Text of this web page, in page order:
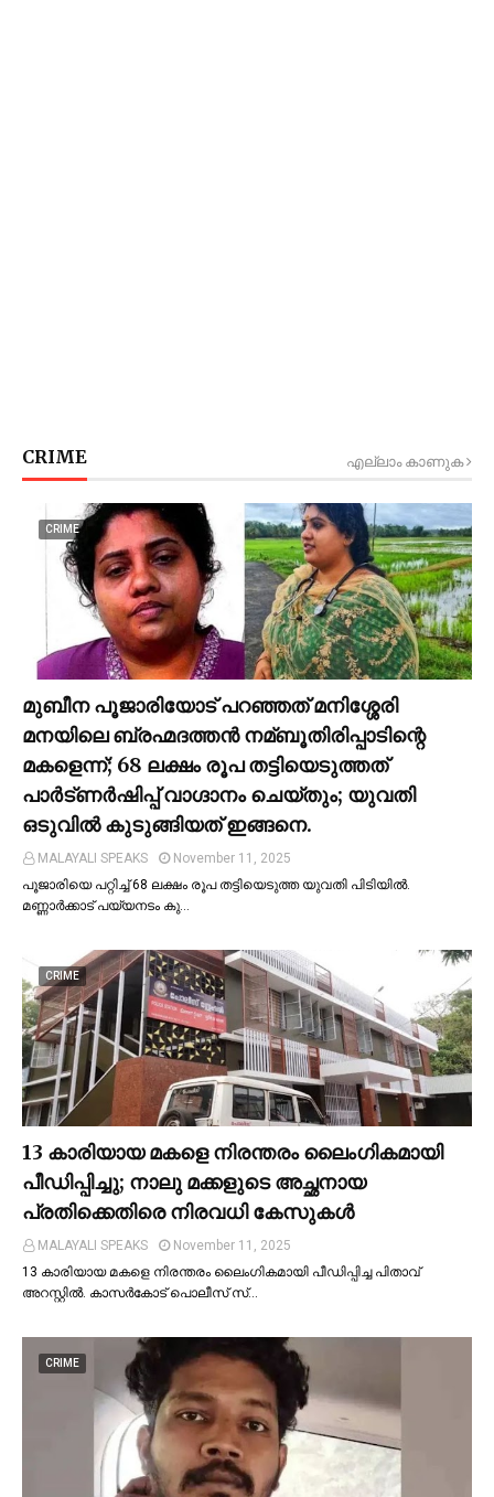
CRIME എല്ലാം കാണുക
CRIME
മുബീന പൂജാരിയോട് പറഞ്ഞത് മനിശ്ശേരി
മനയിലെ ബ്രഹ്മദത്തൻ നമ്ബൂതിരിപ്പാടിന്റെ
മകളെന്ന്; 68 ലക്ഷം രൂപ തട്ടിയെടുത്തത്
പാര്‍ട്ണര്‍ഷിപ്പ് വാഗ്ദാനം ചെയ്തും; യുവതി
ഒടുവില്‍ കുടുങ്ങിയത് ഇങ്ങനെ.
MALAYALI SPEAKS
November 11, 2025
പൂജാരിയെ പറ്റിച്ച്‌ 68 ലക്ഷം രൂപ തട്ടിയെടുത്ത യുവതി പിടിയില്‍.
മണ്ണാർക്കാട് പയ്യനടം കു…
CRIME
13 കാരിയായ മകളെ നിരന്തരം ലൈംഗികമായി
പീഡിപ്പിച്ചു; നാലു മക്കളുടെ അച്ഛനായ
പ്രതിക്കെതിരെ നിരവധി കേസുകള്‍
MALAYALI SPEAKS
November 11, 2025
13 കാരിയായ മകളെ നിരന്തരം ലൈംഗികമായി പീഡിപ്പിച്ച പിതാവ്
അറസ്റ്റില്‍. കാസർകോട് പൊലീസ് സ്…
CRIME